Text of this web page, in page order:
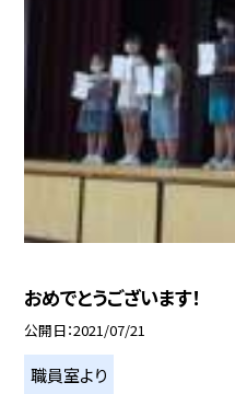
おめでとうございます！
公開日 2021/07/21
職員室より